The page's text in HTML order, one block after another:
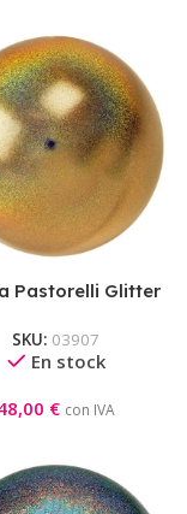
Pastorelli Glitter
SKU: 03907
En stock
€ con IVA